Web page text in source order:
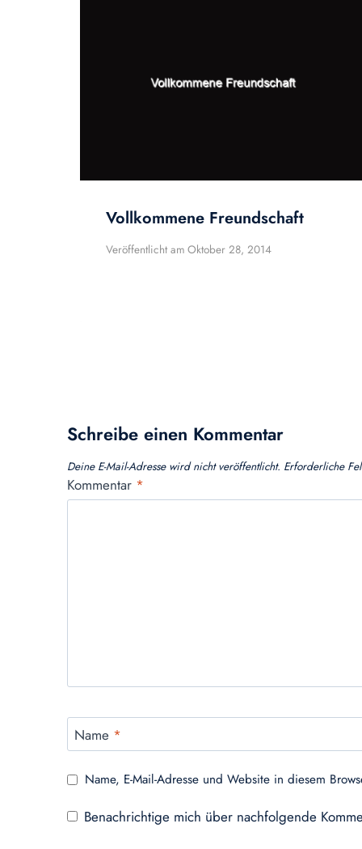
Vollkommene Freundschaft
Veröffentlicht am Oktober 28, 2014
Schreibe einen Kommentar
Deine E-Mail-Adresse wird nicht veröffentlicht. Erforderliche
Kommentar *
Name *
Name, E-Mail-Adresse und Website in diesem
Benachrichtige mich über nachfolgende